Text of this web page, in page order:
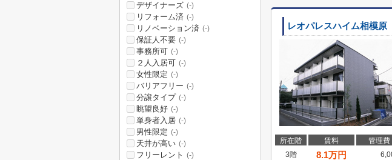
レオパレスハイム相模原
所在階 賃料 管理費
3階
8.1万円
デザイナーズ (-)
リフォーム済 (-)
リノベーション済 (-)
保証人不要 (-)
事務所可 (-)
２人入居可 (-)
女性限定 (-)
バリアフリー (-)
分譲タイプ (-)
眺望良好 (-)
単身者入居 (-)
男性限定 (-)
天井が高い (-)
フリーレント (-)